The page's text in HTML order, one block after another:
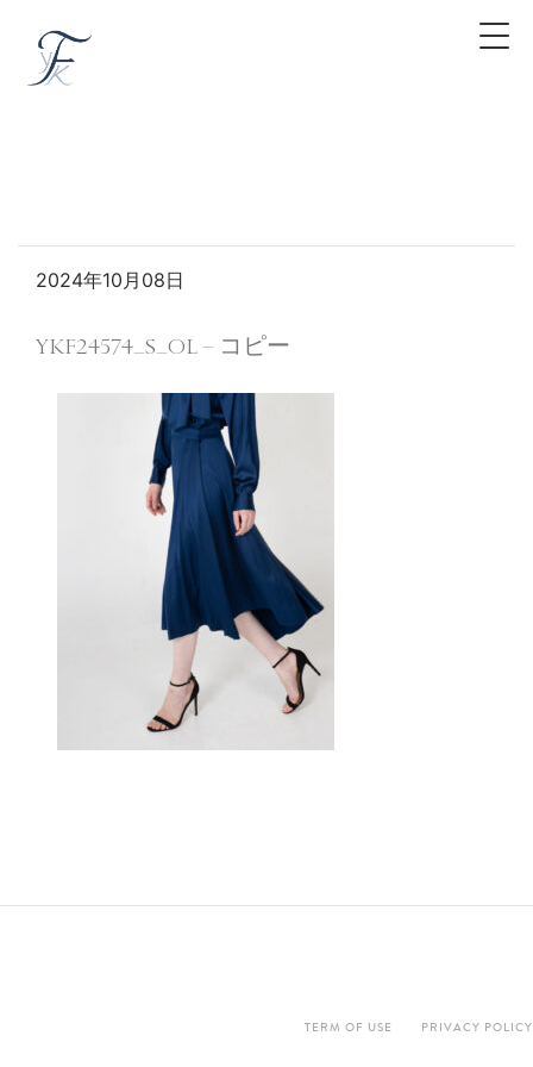
2024年10月08日
YKF24574_S_OL – コピー
TERM OF USE PRIVACY POLICY